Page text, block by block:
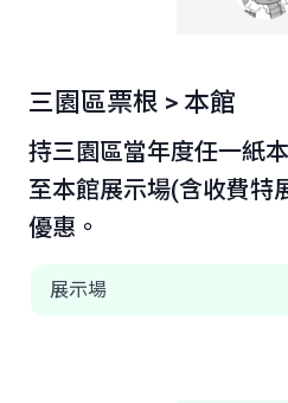
三園區票根 > 本館
持三園區當年度任一紙
至本館展示場(含收費特
優惠。
展示場